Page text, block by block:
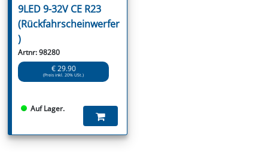
9LED 9-32V CE R23
(Rückfahrscheinwerfer
)
Artnr: 98280
€ 29.90
(Preis inkl. 20% USt.)
Auf Lager.